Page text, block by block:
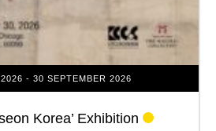
- 30 SEPTEMBER 2026
Korea’ Exhibition